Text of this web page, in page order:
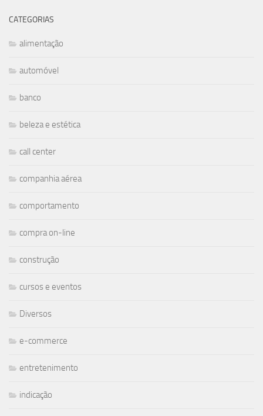
CATEGORIAS
alimentação
automóvel
banco
beleza e estética
call center
companhia aérea
comportamento
compra on-line
construção
cursos e eventos
Diversos
e-commerce
entretenimento
indicação